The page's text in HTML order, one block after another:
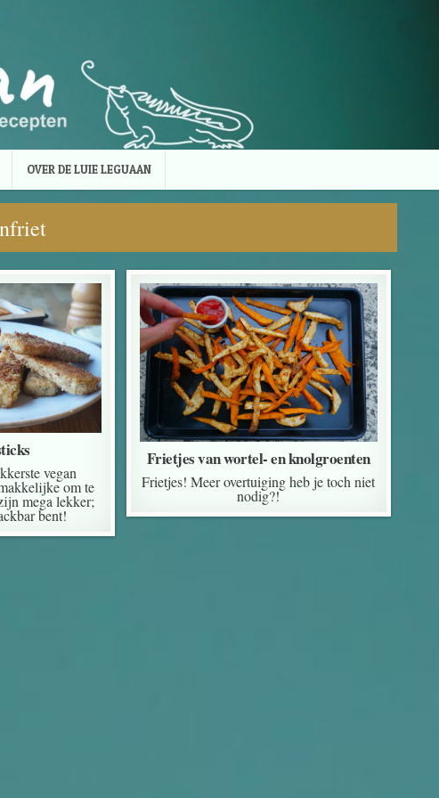
OVER DE LUIE LEGUAAN
vegan
om te
mega lekker;
bent!
Frietjes van wortel- en knolgroenten
Frietjes! Meer overtuiging heb je toch niet
nodig?!